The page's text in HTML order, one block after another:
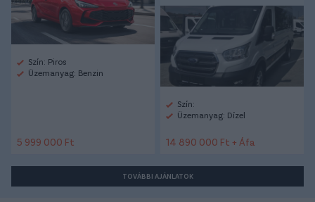
Szín: Piros
Üzemanyag: Benzin
5 999 000 Ft
Szín:
Üzemanyag: Dízel
14 890 000 Ft + Áfa
TOVÁBBI AJÁNLATOK